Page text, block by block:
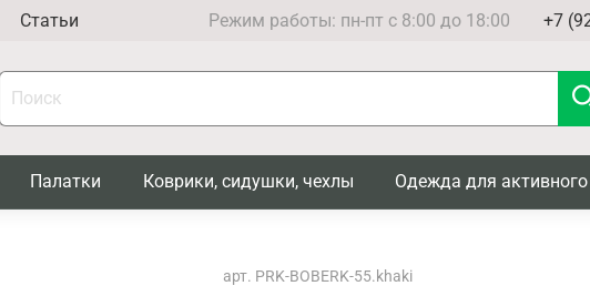
Статьи Режим работы: пн-пт с 8:00 до 18:00 +7
Палатки Коврики, сидушки, чехлы Одежда для
арт. PRK-BOBERK-55.khaki